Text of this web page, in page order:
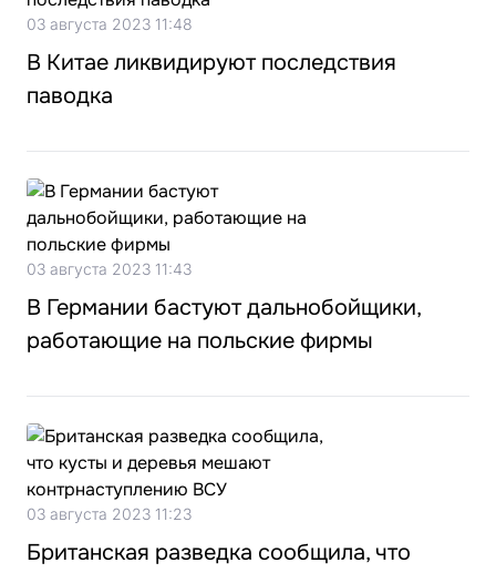
03 августа 2023 11:48
В Китае ликвидируют последствия
паводка
03 августа 2023 11:43
В Германии бастуют дальнобойщики,
работающие на польские фирмы
03 августа 2023 11:23
Британская разведка сообщила, что